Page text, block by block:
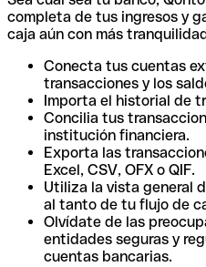
completa de tus ingresos y
caja aún con más
Conecta tus cuentas
transacciones y los
Importa el historial de
Concilia tus
institución financiera.
Exporta las
Excel, CSV, OFX o QIF.
Utiliza la vista general
al tanto de tu flujo de
Olvídate de las
entidades seguras y
cuentas bancarias.